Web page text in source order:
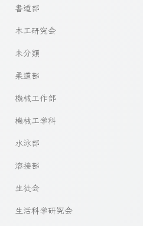
書道部
木工研究会
未分類
柔道部
機械工作部
機械工学科
水泳部
溶接部
生徒会
生活科学研究会